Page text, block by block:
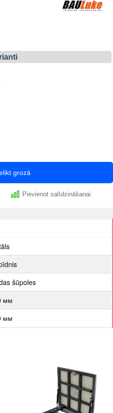
grozā
Pievienot salīdzināšanai
šūpoles
мм
мм